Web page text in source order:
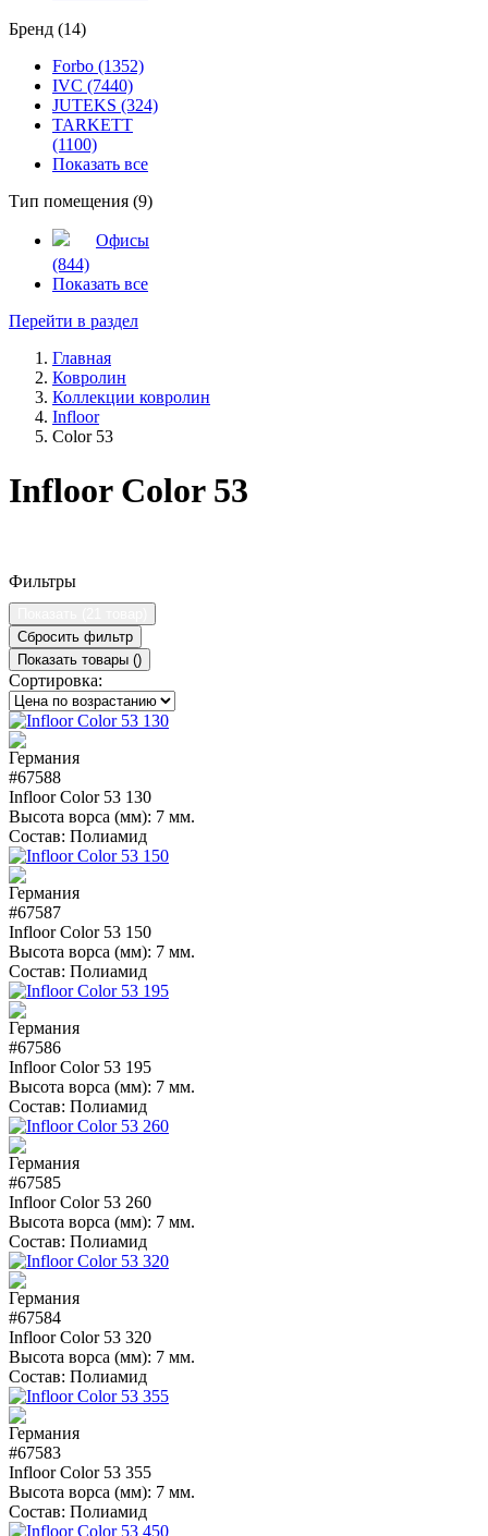
Бренд (14)
Forbo (1352)
IVC (7440)
JUTEKS (324)
TARKETT
(1100)
Показать все
Тип помещения (9)
Офисы
(844)
Показать все
Перейти в раздел
Главная
Ковролин
Коллекции ковролин
Infloor
Color 53
Infloor Color 53
Фильтры
Сбросить фильтр
Показать товары ()
Сортировка:
#67588
Infloor Color 53 130
Высота ворса (мм): 7 мм.
Состав: Полиамид
#67587
Infloor Color 53 150
Высота ворса (мм): 7 мм.
Состав: Полиамид
#67586
Infloor Color 53 195
Высота ворса (мм): 7 мм.
Состав: Полиамид
#67585
Infloor Color 53 260
Высота ворса (мм): 7 мм.
Состав: Полиамид
#67584
Infloor Color 53 320
Высота ворса (мм): 7 мм.
Состав: Полиамид
#67583
Infloor Color 53 355
Высота ворса (мм): 7 мм.
Состав: Полиамид